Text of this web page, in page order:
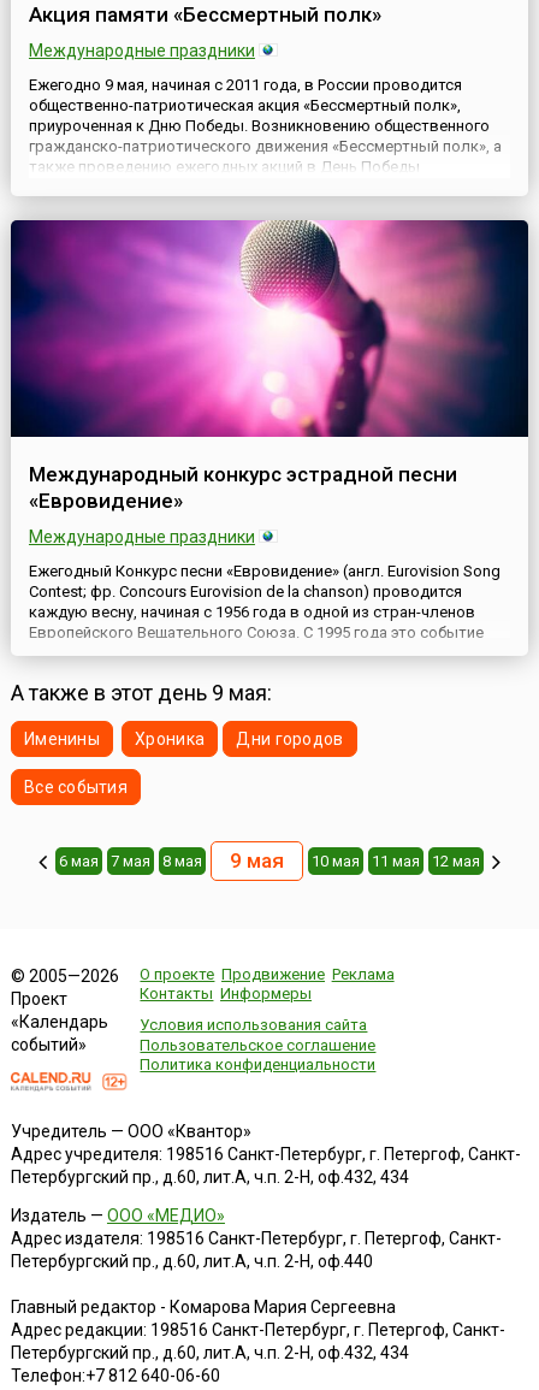
Акция памяти «Бессмертный полк»
Международные праздники
Ежегодно 9 мая, начиная с 2011 года, в России проводится
общественно-патриотическая акция «Бессмертный полк»,
приуроченная к Дню Победы. Возникновению общественного
гражданско-патриотического движения «Бессмертный полк», а
также проведению ежегодных акций в День Победы
Международный конкурс эстрадной песни
«Евровидение»
Международные праздники
Ежегодный Конкурс песни «Евровидение» (англ. Eurovision Song
Contest; фр. Concours Eurovision de la chanson) проводится
каждую весну, начиная с 1956 года в одной из стран-членов
Европейского Вещательного Союза. С 1995 года это событие
происходит в мае месяце, а предшествующие конкурсы
первый и второй полуфиналы состоятся 12 и 14 мая, а...
А также в этот день 9 мая:
Именины Хроника Дни городов
Все события
6 мая 7 мая 8 мая 9 мая 10 мая 11 мая 12 мая
© 2005—2026
Проект
«Календарь
событий»
О проекте Продвижение Реклама
Контакты Информеры
Условия использования сайта
Пользовательское соглашение
Политика конфиденциальности
Учредитель — ООО «Квантор»
Адрес учредителя: 198516 Санкт-Петербург, г. Петергоф, Санкт-
Петербургский пр., д.60, лит.А, ч.п. 2-Н, оф.432, 434
Издатель — ООО «МЕДИО»
Адрес издателя: 198516 Санкт-Петербург, г. Петергоф, Санкт-
Петербургский пр., д.60, лит.А, ч.п. 2-Н, оф.440
Главный редактор - Комарова Мария Сергеевна
Адрес редакции: 198516 Санкт-Петербург, г. Петергоф, Санкт-
Петербургский пр., д.60, лит.А, ч.п. 2-Н, оф.432, 434
Телефон:+7 812 640-06-60